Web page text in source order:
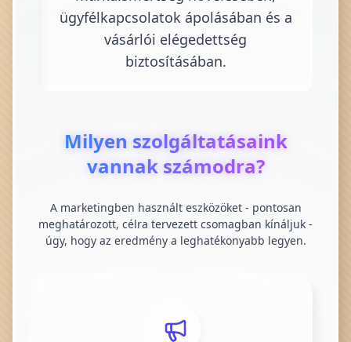
ügyfélkapcsolatok ápolásában és a
vásárlói elégedettség
biztosításában.
Milyen szolgáltatásaink
vannak számodra?
A marketingben használt eszközöket - pontosan
meghatározott, célra tervezett csomagban kínáljuk -
úgy, hogy az eredmény a leghatékonyabb legyen.